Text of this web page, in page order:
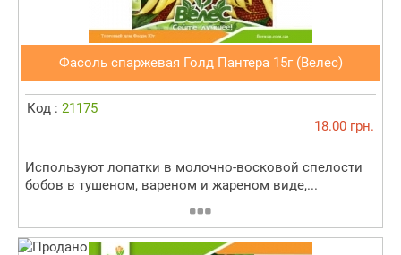
Фасоль спаржевая Голд Пантера 15г (Велес)
Код : 21175
18.00 грн.
Используют лопатки в молочно-восковой спелости
бобов в тушеном, вареном и жареном виде,...